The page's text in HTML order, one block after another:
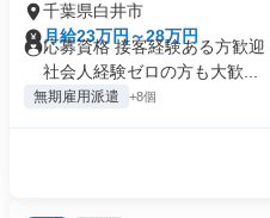
千葉県白井市
月給23万円～28万円
応募資格 接客経験ある方歓
社会人経験ゼロの方も大歓...
無期雇用派遣 +8個